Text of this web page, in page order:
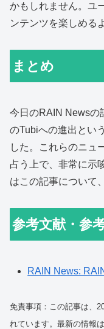
かもしれません。ユ
ンテンツを楽しめる
まとめ
今日のRAIN Newsの
のTubiへの進出とい
した。これらのニュ
占う上で、非常に示
はこの記事について
参考文献・参
RAIN News:
免責事項：この記事は、
れています。最新の情報